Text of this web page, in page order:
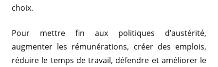
choix.
Pour mettre fin aux politiques d’austérité,
augmenter les rémunérations, créer des emplois,
réduire le temps de travail, défendre et améliorer le